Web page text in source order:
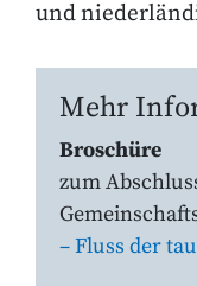
Mehr
Broschüre
zum
– Fluss der
und